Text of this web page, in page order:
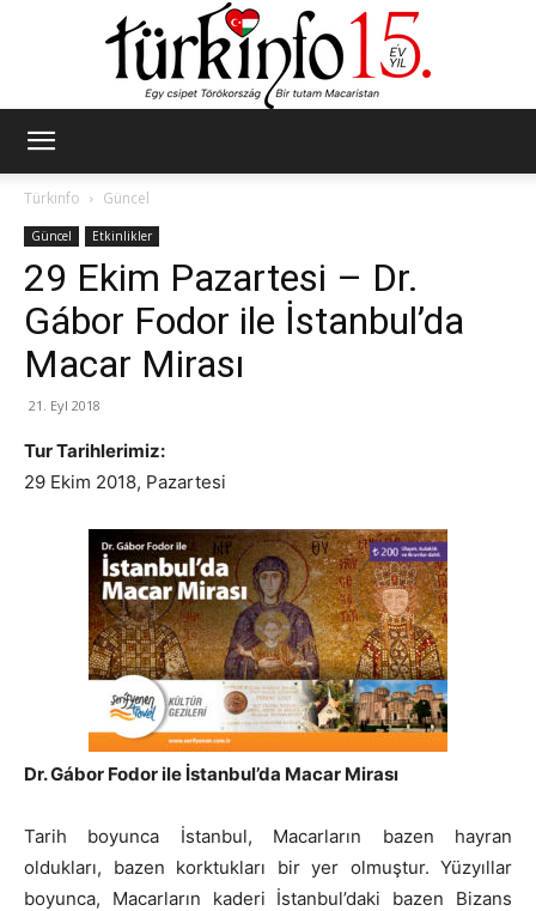
Türkinfo
Güncel
Güncel Etkinlikler
29 Ekim Pazartesi – Dr.
Gábor Fodor ile İstanbul’da
Macar Mirası
21. Eyl 2018
Tur Tarihlerimiz:
29 Ekim 2018, Pazartesi
Dr. Gábor Fodor ile İstanbul’da Macar Mirası
Tarih boyunca İstanbul, Macarların bazen hayran
oldukları, bazen korktukları bir yer olmuştur. Yüzyıllar
boyunca, Macarların kaderi İstanbul’daki bazen Bizans